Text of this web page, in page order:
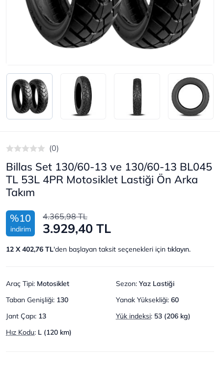
(0)
Billas Set 130/60-13 ve 130/60-13 BL045
TL 53L 4PR Motosiklet Lastiği Ön Arka
Takım
%10
indirim
4.365,98 TL
3.929,40 TL
12 X 402,76 TL'den başlayan taksit seçenekleri için tıklayın.
Araç Tipi: Motosiklet Sezon: Yaz Lastiği
Taban Genişliği: 130 Yanak Yüksekliği: 60
Jant Çapı: 13 Yük indeksi: 53 (206 kg)
Hız Kodu: L (120 km)